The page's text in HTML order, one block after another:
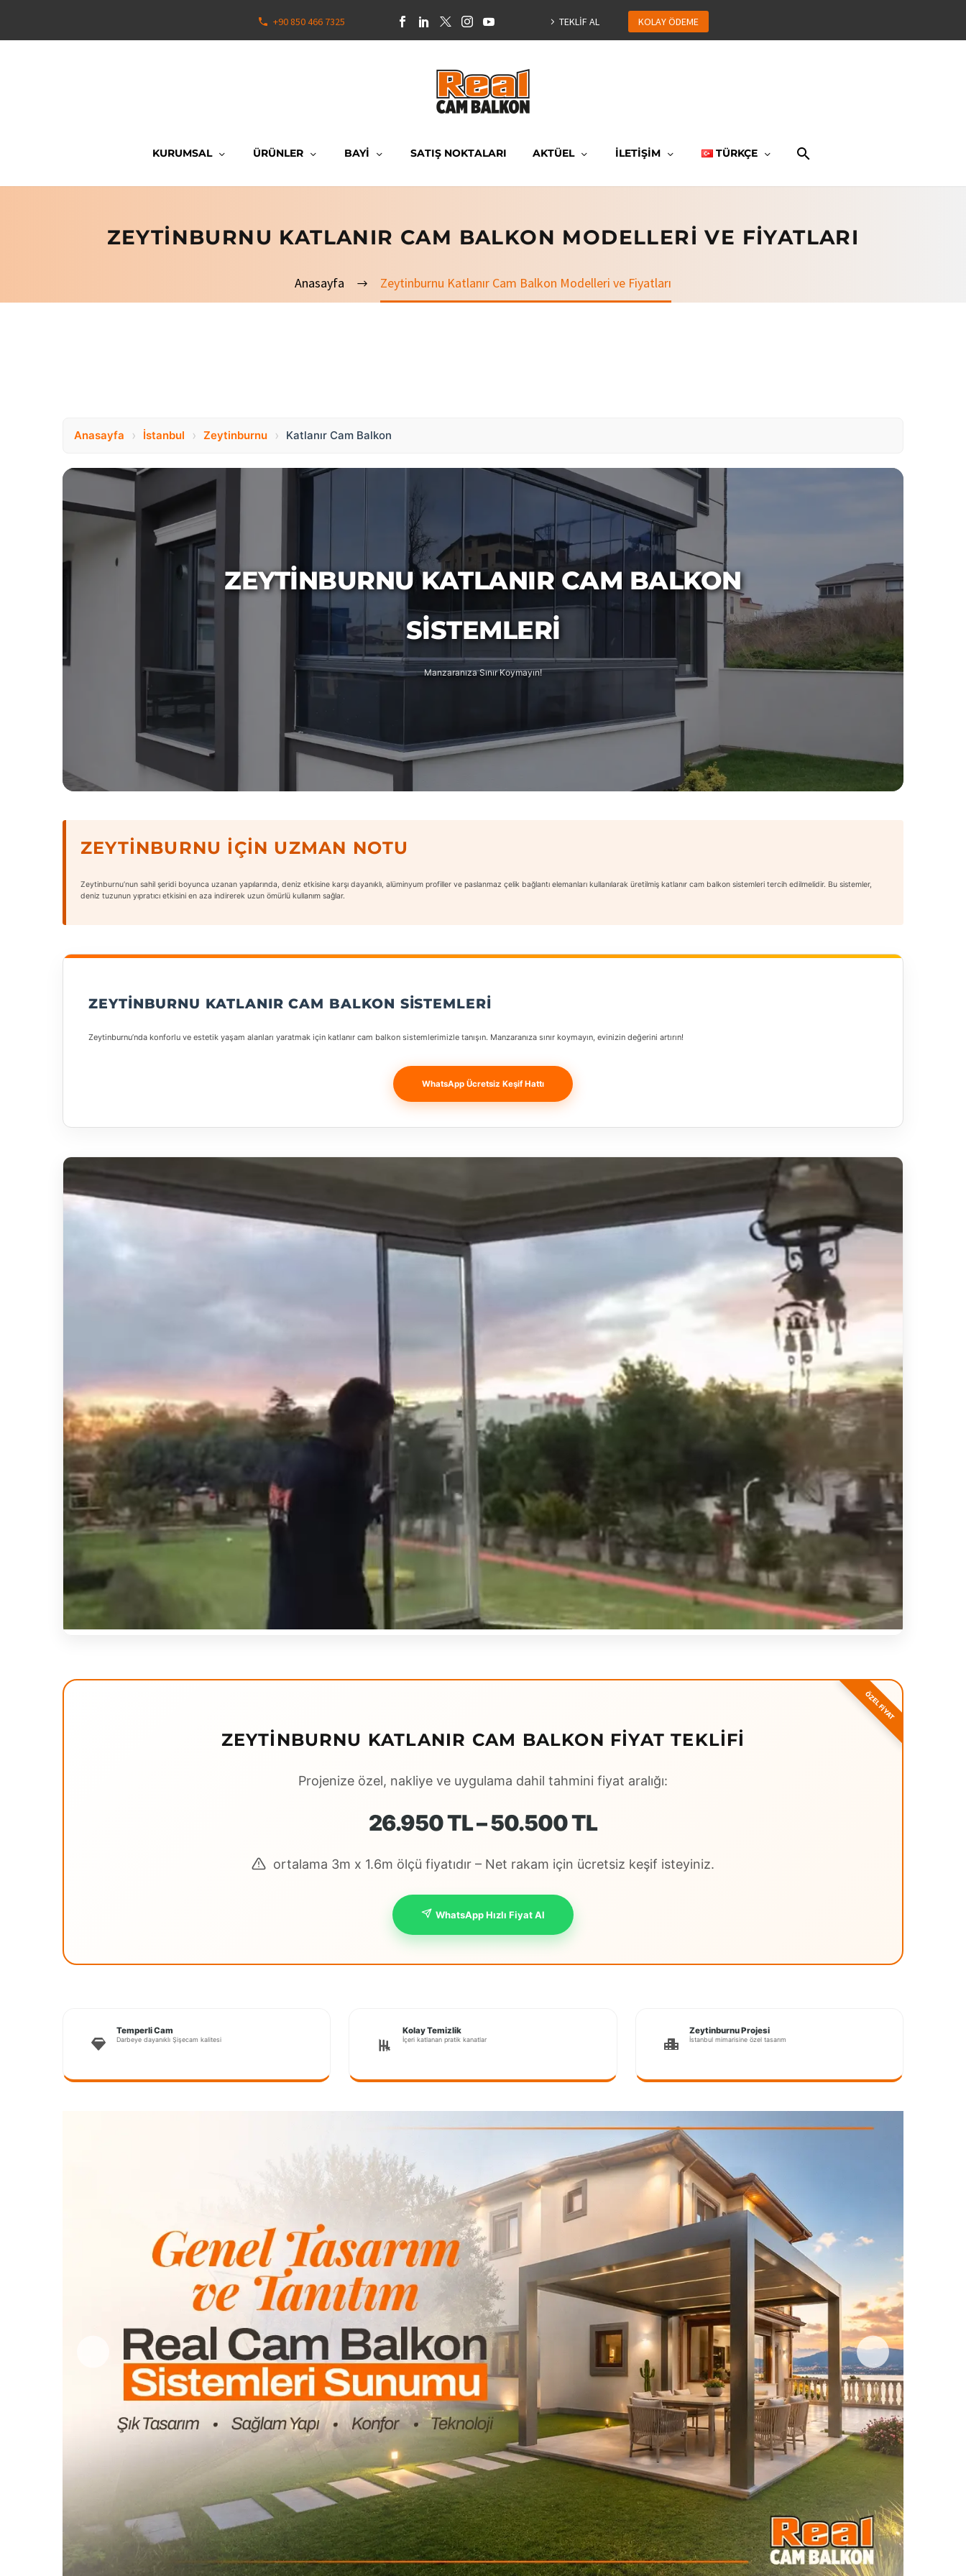
+90 850 466 7325 TEKLİF AL KOLAY ÖDEME
KURUMSAL ÜRÜNLER BAYİ SATIŞ NOKTALARI AKTÜEL İLETİŞİM TÜRKÇE
ZEYTINBURNU KATLANIR CAM BALKON MODELLERI VE FIYATLARI
Anasayfa Zeytinburnu Katlanır Cam Balkon Modelleri ve Fiyatları
Anasayfa › İstanbul › Zeytinburnu › Katlanır Cam Balkon
ZEYTINBURNU KATLANIR CAM BALKON
SISTEMLERI
Manzaranıza Sınır Koymayın!
ZEYTINBURNU İÇIN UZMAN NOTU
Zeytinburnu’nun sahil şeridi boyunca uzanan yapılarında, deniz etkisine karşı dayanıklı, alüminyum profiller ve paslanmaz çelik bağlantı elemanları kullanılarak üretilmiş katlanır cam balkon sistemleri tercih edilmelidir. Bu sistemler,
deniz tuzunun yıpratıcı etkisini en aza indirerek uzun ömürlü kullanım sağlar.
ZEYTINBURNU KATLANIR CAM BALKON SISTEMLERI
Zeytinburnu’nda konforlu ve estetik yaşam alanları yaratmak için katlanır cam balkon sistemlerimizle tanışın. Manzaranıza sınır koymayın, evinizin değerini artırın!
WhatsApp Ücretsiz Keşif Hattı
ZEYTINBURNU KATLANIR CAM BALKON FIYAT TEKLIFI
Projenize özel, nakliye ve uygulama dahil tahmini fiyat aralığı:
26.950 TL – 50.500 TL
ortalama 3m x 1.6m ölçü fiyatıdır – Net rakam için ücretsiz keşif isteyiniz.
WhatsApp Hızlı Fiyat Al
Temperli Cam
Darbeye dayanıklı Şişecam kalitesi
Kolay Temizlik
İçeri katlanan pratik kanatlar
Zeytinburnu Projesi
İstanbul mimarisine özel tasarım